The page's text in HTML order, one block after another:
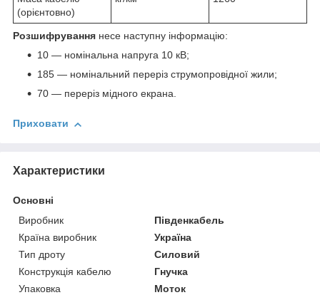
(орієнтовно)
Розшифрування несе наступну інформацію:
10 — номінальна напруга 10 кВ;
185 — номінальний переріз струмопровідної жили;
70 — переріз мідного екрана.
Приховати
Характеристики
Основні
Виробник
Південкабель
Країна виробник
Україна
Тип дроту
Силовий
Конструкція кабелю
Гнучка
Упаковка
Моток